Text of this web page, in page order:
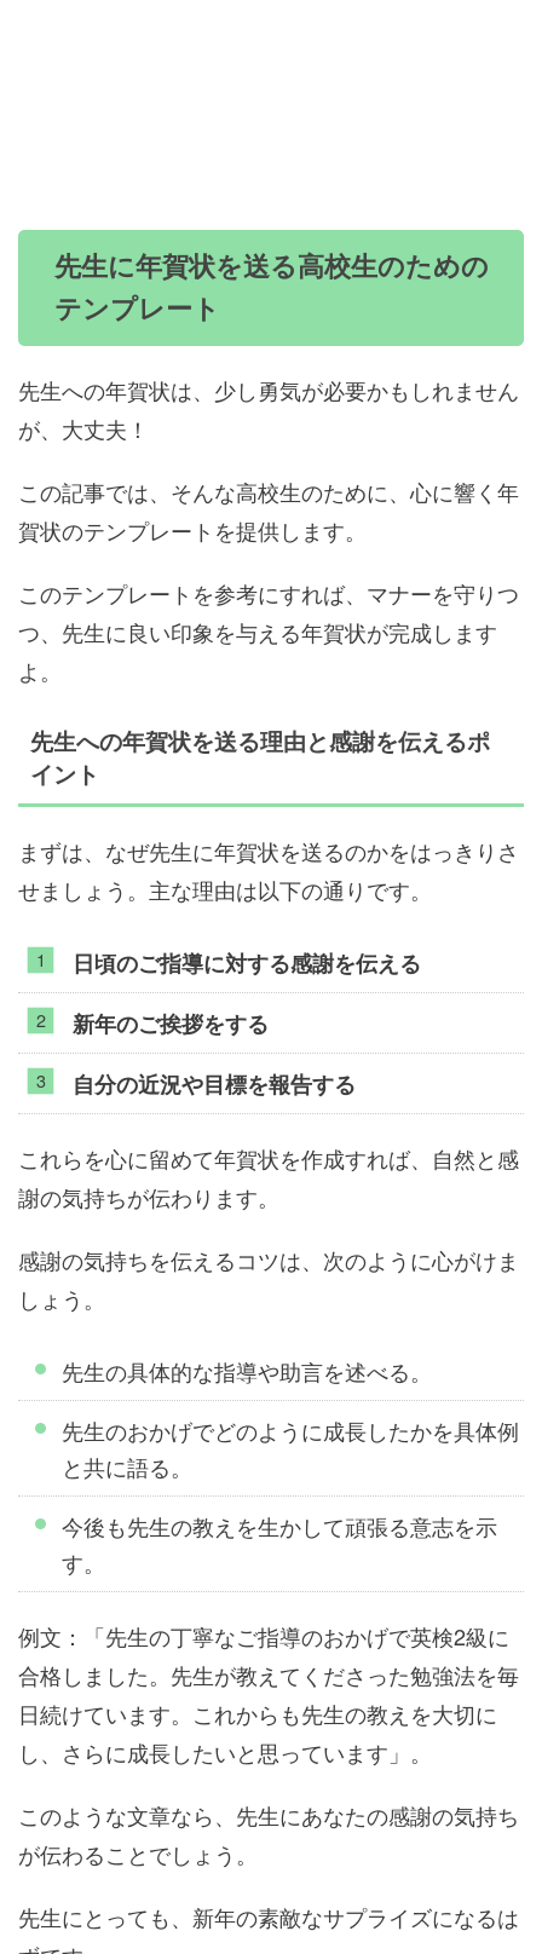
先生に年賀状を送る高校生のための
テンプレート
先生への年賀状は、少し勇気が必要かもしれません
が、大丈夫！
この記事では、そんな高校生のために、心に響く年
賀状のテンプレートを提供します。
このテンプレートを参考にすれば、マナーを守りつ
つ、先生に良い印象を与える年賀状が完成します
よ。
先生への年賀状を送る理由と感謝を伝えるポ
イント
まずは、なぜ先生に年賀状を送るのかをはっきりさ
せましょう。主な理由は以下の通りです。
日頃のご指導に対する感謝を伝える
新年のご挨拶をする
自分の近況や目標を報告する
これらを心に留めて年賀状を作成すれば、自然と感
謝の気持ちが伝わります。
感謝の気持ちを伝えるコツは、次のように心がけま
しょう。
先生の具体的な指導や助言を述べる。
先生のおかげでどのように成長したかを具体例
と共に語る。
今後も先生の教えを生かして頑張る意志を示
す。
例文：「先生の丁寧なご指導のおかげで英検2級に
合格しました。先生が教えてくださった勉強法を毎
日続けています。これからも先生の教えを大切に
し、さらに成長したいと思っています」。
このような文章なら、先生にあなたの感謝の気持ち
が伝わることでしょう。
先生にとっても、新年の素敵なサプライズになるは